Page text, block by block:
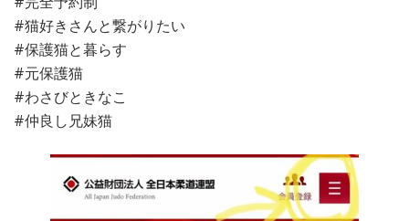
#猫好きさんと繋がりたい
#保護猫と暮らす
#元保護猫
#わさびときなこ
#仲良し兄妹猫